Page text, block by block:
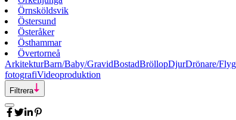
Örnsköldsvik
Östersund
Österåker
Östhammar
Övertorneå
ArkitekturBarn/Baby/GravidBostadBröllopDjurDrönare/
fotografiVideoproduktion
Filtrera